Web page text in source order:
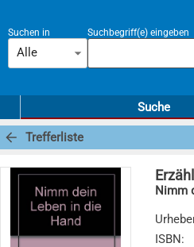
Suchen in
Alle
Suchbegriff(e) eingeben
Suche
Trefferliste
Nimm
ISBN: